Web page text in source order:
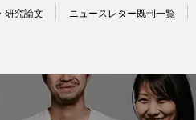
研究論文 ニュースレター既刊一覧